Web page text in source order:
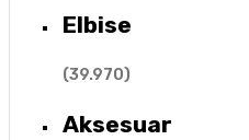
Elbise
(39.970)
Aksesuar